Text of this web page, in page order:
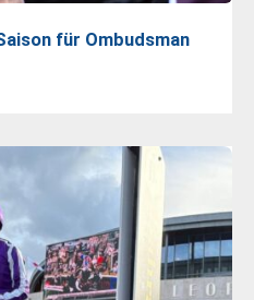
für Ombudsman